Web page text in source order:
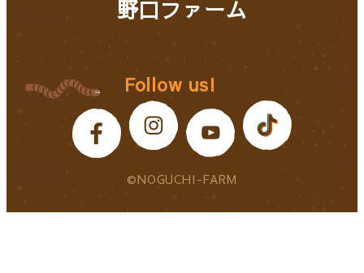
野口ファーム
Follow us!
©NOGUCHI-FARM